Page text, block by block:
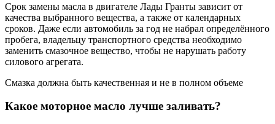
Срок замены масла в двигателе Лады Гранты зависит от
качества выбранного вещества, а также от календарных
сроков. Даже если автомобиль за год не набрал определённого
пробега, владельцу транспортного средства необходимо
заменить смазочное вещество, чтобы не нарушать работу
силового агрегата.
Смазка должна быть качественная и не в полном объеме
Какое моторное масло лучше заливать?